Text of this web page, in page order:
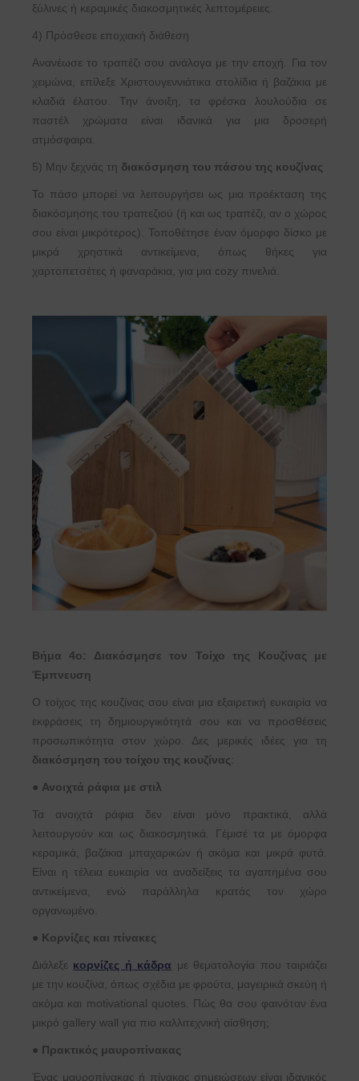
ξύλινες ή κεραμικές διακοσμητικές λεπτομέρειες.
4) Πρόσθεσε εποχιακή διάθεση
Ανανέωσε το τραπέζι σου ανάλογα με την εποχή. Για τον
χειμώνα, επίλεξε Χριστουγεννιάτικα στολίδια ή βαζάκια με
κλαδιά έλατου. Την άνοιξη, τα φρέσκα λουλούδια σε
παστέλ χρώματα είναι ιδανικά για μια δροσερή
ατμόσφαιρα.
5) Μην ξεχνάς τη διακόσμηση του πάσου της κουζίνας
Το πάσο μπορεί να λειτουργήσει ως μια προέκταση της
διακόσμησης του τραπεζιού (ή και ως τραπέζι, αν ο χώρος
σου είναι μικρότερος). Τοποθέτησε έναν όμορφο δίσκο με
μικρά χρηστικά αντικείμενα, όπως θήκες για
χαρτοπετσέτες ή φαναράκια, για μια cozy πινελιά.
Βήμα 4ο: Διακόσμησε τον Τοίχο της Κουζίνας με
Έμπνευση
Ο τοίχος της κουζίνας σου είναι μια εξαιρετική ευκαιρία να
εκφράσεις τη δημιουργικότητά σου και να προσθέσεις
προσωπικότητα στον χώρο. Δες μερικές ιδέες για τη
διακόσμηση του τοίχου της κουζίνας:
● Ανοιχτά ράφια με στιλ
Τα ανοιχτά ράφια δεν είναι μόνο πρακτικά, αλλά
λειτουργούν και ως διακοσμητικά. Γέμισέ τα με όμορφα
κεραμικά, βαζάκια μπαχαρικών ή ακόμα και μικρά φυτά.
Είναι η τέλεια ευκαιρία να αναδείξεις τα αγαπημένα σου
αντικείμενα, ενώ παράλληλα κρατάς τον χώρο
οργανωμένο.
● Κορνίζες και πίνακες
Διάλεξε κορνίζες ή κάδρα με θεματολογία που ταιριάζει
με την κουζίνα, όπως σχέδια με φρούτα, μαγειρικά σκεύη ή
ακόμα και motivational quotes. Πώς θα σου φαινόταν ένα
μικρό gallery wall για πιο καλλιτεχνική αίσθηση;
● Πρακτικός μαυροπίνακας
Ένας μαυροπίνακας ή πίνακας σημειώσεων είναι ιδανικός